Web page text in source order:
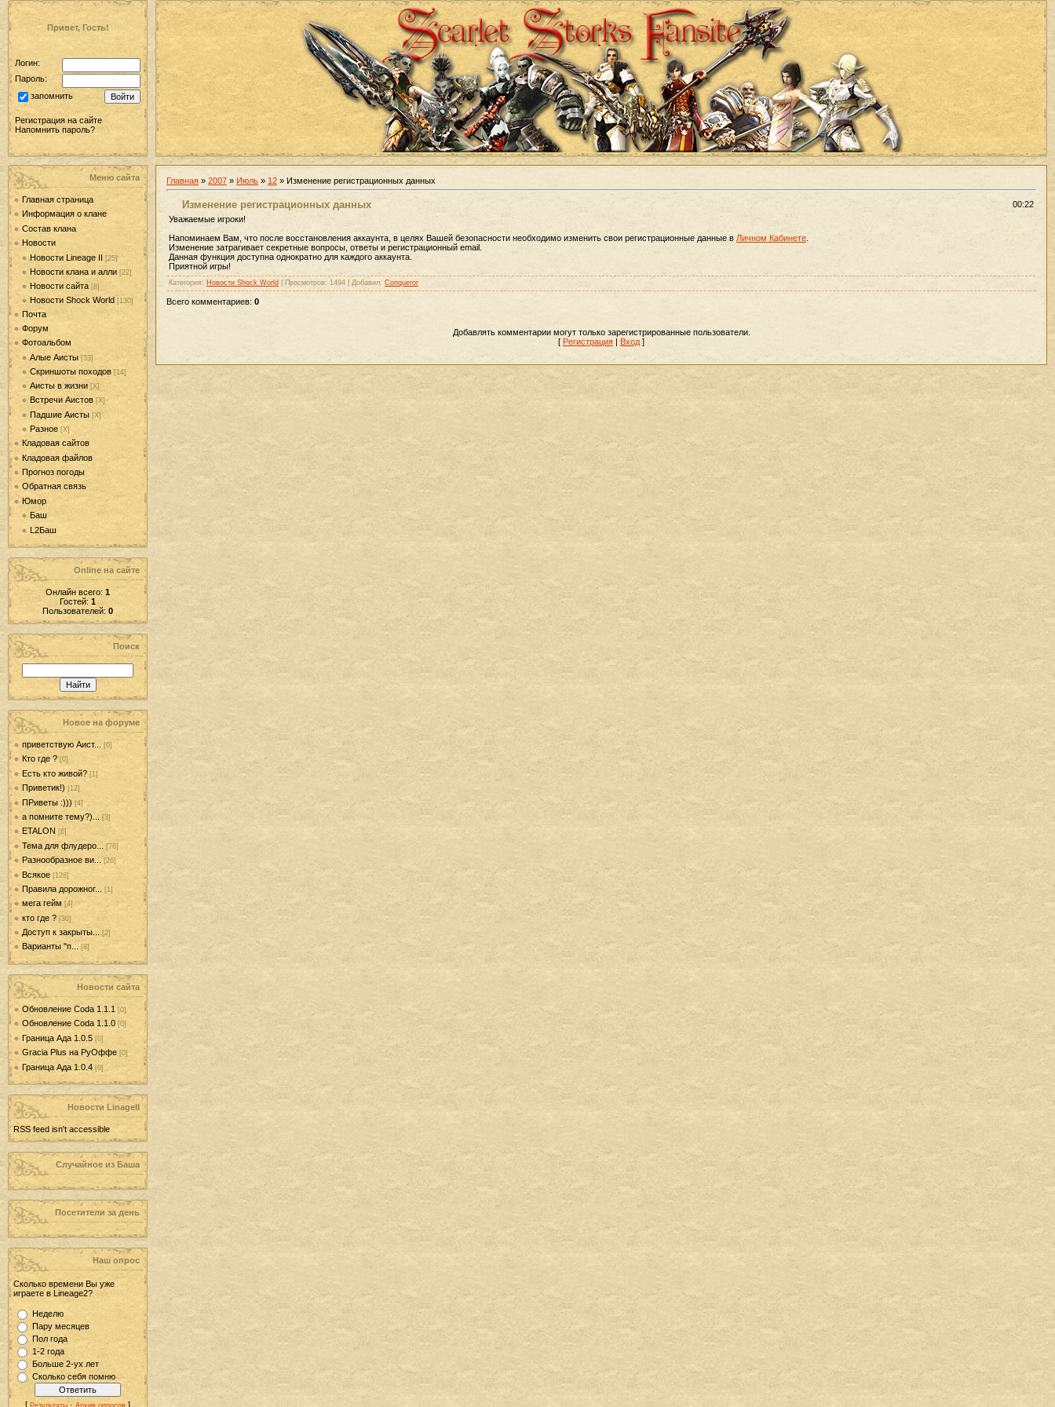
Привет, Гость!
Логин:
Пароль:
запомнить
Регистрация на сайте
Напомнить пароль?
Меню сайта
Главная страница
Информация о клане
Состав клана
Новости
Новости Lineage II [25]
Новости клана и алли [22]
Новости сайта [8]
Новости Shock World [130]
Почта
Форум
Фотоальбом
Алые Аисты [33]
Скриншоты походов [14]
Аисты в жизни [Х]
Встречи Аистов [Х]
Падшие Аисты [Х]
Разное [Х]
Кладовая сайтов
Кладовая файлов
Прогноз погоды
Обратная связь
Юмор
Баш
L2Баш
Online на сайте
Онлайн всего: 1
Гостей: 1
Пользователей: 0
Поиск
Новое на форуме
приветствую Аист... [0]
Кто где ? [0]
Есть кто живой? [1]
Приветик!) [12]
ПРиветы :))) [4]
а помните тему?)... [3]
ETALON [6]
Тема для флудеро... [76]
Разнообразное ви... [26]
Всякое [128]
Правила дорожног... [1]
мега гейм [4]
кто где ? [30]
Доступ к закрыты... [2]
Варианты "п... [8]
Новости сайта
Обновление Coda 1.1.1 [0]
Обновление Coda 1.1.0 [0]
Граница Ада 1.0.5 [0]
Gracia Plus на РуОффе [0]
Граница Ада 1.0.4 [0]
Новости LinageII
RSS feed isn't accessible
Случайное из Баша
Посетители за день
Наш опрос
Сколько времени Вы уже
играете в Lineage2?
Неделю
Пару месяцев
Пол года
1-2 года
Больше 2-ух лет
Сколько себя помню
[ Результаты · Архив опросов ]
Главная » 2007 » Июль » 12 » Изменение регистрационных данных
Изменение регистрационных данных
00:22
Уважаемые игроки!
Напоминаем Вам, что после восстановления аккаунта, в целях Вашей безопасности необходимо изменить свои регистрационные данные в Личном Кабинете
Изменение затрагивает секретные вопросы, ответы и регистрационный email.
Данная функция доступна однократно для каждого аккаунта.
Приятной игры!
Категория: Новости Shock World | Просмотров: 1494 | Добавил: Conqueror
Всего комментариев: 0
Добавлять комментарии могут только зарегистрированные пользователи.
[ Регистрация | Вход ]